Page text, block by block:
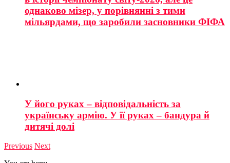
однаково мізер, у порівнянні з тими
мільярдами, що заробили засновники ФІФА
У його руках – відповідальність за
українську армію. У її руках – бандура й
дитячі долі
Previous Next